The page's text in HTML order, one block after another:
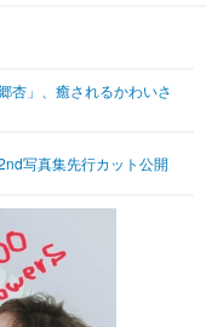
その他
杏」、癒されるかわいさ
写真集先行カット公開